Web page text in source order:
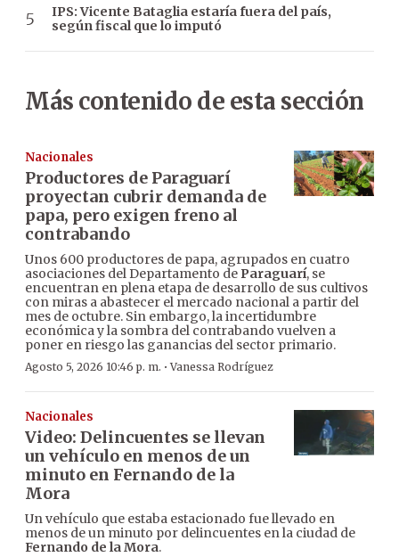
IPS: Vicente Bataglia estaría fuera del país,
según fiscal que lo imputó
Más contenido de esta sección
Nacionales
Productores de Paraguarí
proyectan cubrir demanda de
papa, pero exigen freno al
contrabando
Unos 600 productores de papa, agrupados en cuatro
asociaciones del Departamento de Paraguarí, se
encuentran en plena etapa de desarrollo de sus cultivos
con miras a abastecer el mercado nacional a partir del
mes de octubre. Sin embargo, la incertidumbre
económica y la sombra del contrabando vuelven a
poner en riesgo las ganancias del sector primario.
Agosto 5, 2026 10:46 p. m. ·Vanessa Rodríguez
Nacionales
Video: Delincuentes se llevan
un vehículo en menos de un
minuto en Fernando de la
Mora
Un vehículo que estaba estacionado fue llevado en
menos de un minuto por delincuentes en la ciudad de
Fernando de la Mora.